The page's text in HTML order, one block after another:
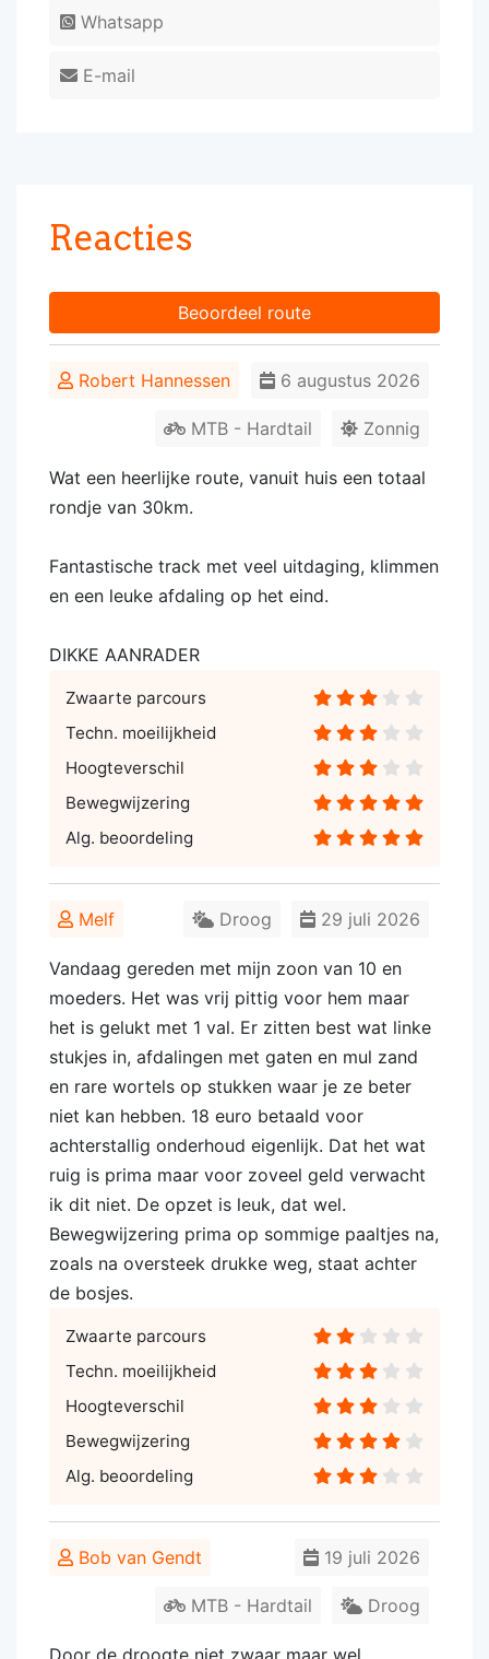
Whatsapp
E-mail
Reacties
Beoordeel route
Robert Hannessen 6 augustus 2026
Zonnig
MTB - Hardtail
Wat een heerlijke route, vanuit huis een totaal
rondje van 30km.
Fantastische track met veel uitdaging, klimmen
en een leuke afdaling op het eind.
DIKKE AANRADER
Zwaarte parcours
Techn. moeilijkheid
Hoogteverschil
Bewegwijzering
Alg. beoordeling
Melf 29 juli 2026
Droog
Vandaag gereden met mijn zoon van 10 en
moeders. Het was vrij pittig voor hem maar
het is gelukt met 1 val. Er zitten best wat linke
stukjes in, afdalingen met gaten en mul zand
en rare wortels op stukken waar je ze beter
niet kan hebben. 18 euro betaald voor
achterstallig onderhoud eigenlijk. Dat het wat
ruig is prima maar voor zoveel geld verwacht
ik dit niet. De opzet is leuk, dat wel.
Bewegwijzering prima op sommige paaltjes na,
zoals na oversteek drukke weg, staat achter
de bosjes.
Zwaarte parcours
Techn. moeilijkheid
Hoogteverschil
Bewegwijzering
Alg. beoordeling
Bob van Gendt 19 juli 2026
Droog
MTB - Hardtail